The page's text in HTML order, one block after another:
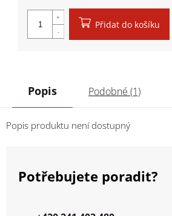
Přidat do košíku
Popis Podobné (1)
Popis produktu není dostupný
Potřebujete poradit?